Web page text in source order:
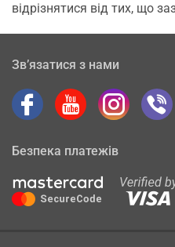
відрізнятися від тих, що
Зв’язатися з нами
Безпека платежів